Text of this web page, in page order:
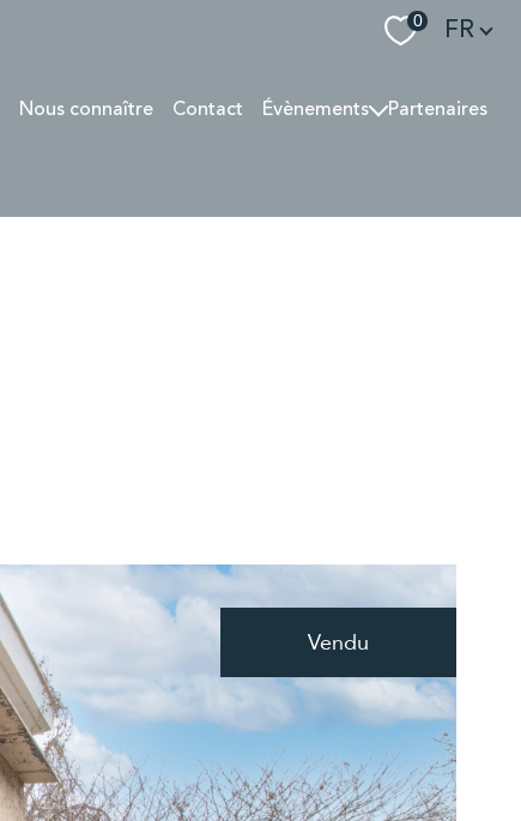
0 Langue
FR
Nous connaître Contact Évènements Partenaires
Vendu